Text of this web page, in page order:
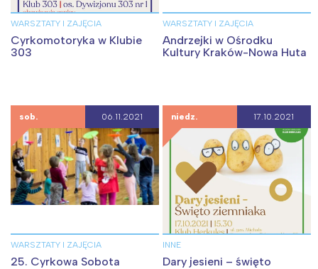
WARSZTATY I ZAJĘCIA
Cyrkomotoryka w Klubie
303
WARSZTATY I ZAJĘCIA
Andrzejki w Ośrodku
Kultury Kraków-Nowa Huta
sob. 06.11.2021
WARSZTATY I ZAJĘCIA
25. Cyrkowa Sobota
niedz. 17.10.2021
INNE
Dary jesieni – święto